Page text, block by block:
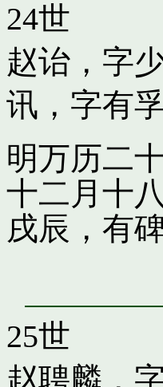
24世
赵诒，字
讯，字有
明万历二
十二月十
戌辰，有
25世
赵聘麟，